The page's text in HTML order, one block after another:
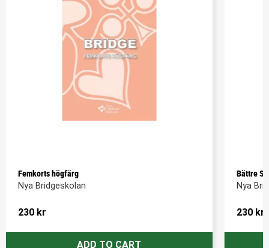
Femkorts högfärg
Nya Bridgeskolan
230 kr
Bättre
Nya
230kr